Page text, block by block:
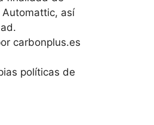
así
carbonplus.es
políticas de